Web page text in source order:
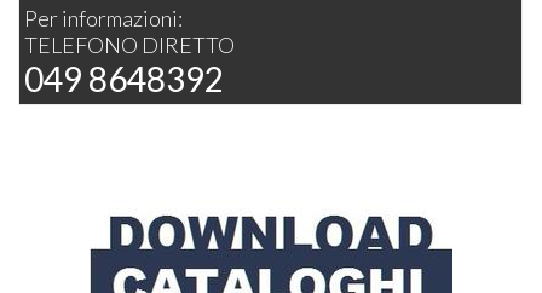
Per informazioni:
TELEFONO DIRETTO
049 8648392